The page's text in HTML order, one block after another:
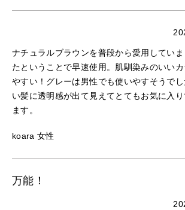
ナチュラルブラウンを普段から愛用してい
たということで早速使用。肌馴染みのいい
やすい！グレーは男性でも使いやすそうで
い髪に透明感が出て見えてとてもお気に入
ます。
koara 女性
万能！